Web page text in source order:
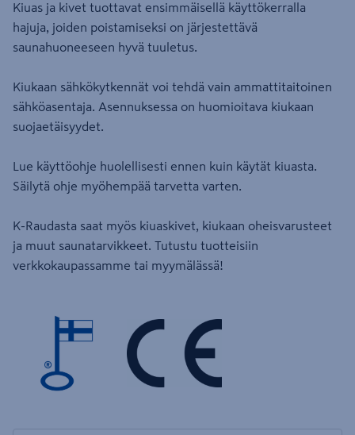
Kiuas ja kivet tuottavat ensimmäisellä käyttökerralla
hajuja, joiden poistamiseksi on järjestettävä
saunahuoneeseen hyvä tuuletus.
Kiukaan sähkökytkennät voi tehdä vain ammattitaitoinen
sähköasentaja. Asennuksessa on huomioitava kiukaan
suojaetäisyydet.
Lue käyttöohje huolellisesti ennen kuin käytät kiuasta.
Säilytä ohje myöhempää tarvetta varten.
K-Raudasta saat myös kiuaskivet, kiukaan oheisvarusteet
ja muut saunatarvikkeet. Tutustu tuotteisiin
verkkokaupassamme tai myymälässä!